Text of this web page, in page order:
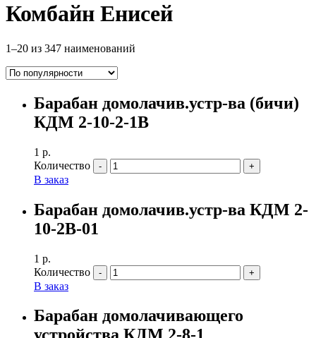
Комбайн Енисей
1–20 из 347 наименований
Барабан домолачив.устр-ва (бичи)
КДМ 2-10-2-1В
1 р.
Количество
В заказ
Барабан домолачив.устр-ва КДМ 2-
10-2В-01
1 р.
Количество
В заказ
Барабан домолачивающего